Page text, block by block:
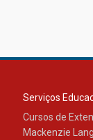
Serviços
Cursos de
Mackenzie